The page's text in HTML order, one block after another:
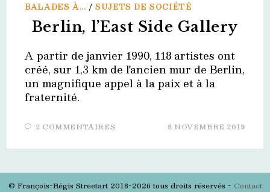
BALADES À... /SUJETS DE SOCIÉTÉ
Berlin, l’East Side Gallery
A partir de janvier 1990, 118 artistes ont
créé, sur 1,3 km de l'ancien mur de Berlin,
un magnifique appel à la paix et à la
fraternité.
2 COMMENTAIRES 8 NOVEMBRE 2019
© François-Régis Streetart 2018-2026 tous droits réservés - Contact